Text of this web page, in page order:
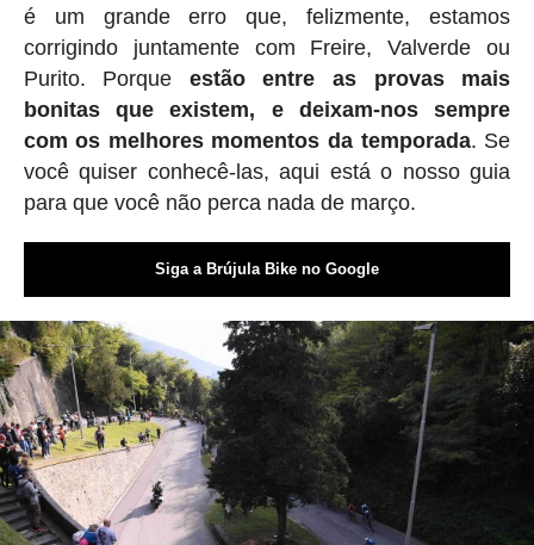
é um grande erro que, felizmente, estamos
corrigindo juntamente com Freire, Valverde ou
Purito. Porque estão entre as provas mais
bonitas que existem, e deixam-nos sempre
com os melhores momentos da temporada. Se
você quiser conhecê-las, aqui está o nosso guia
para que você não perca nada de março.
Siga a Brújula Bike no Google